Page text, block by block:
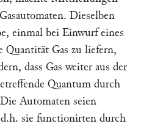
Dieselben
einmal bei Einwurf eines
Quantität Gas zu liefern,
dass Gas weiter aus der
Quantum durch
Automaten seien
d.h. sie functionirten durch